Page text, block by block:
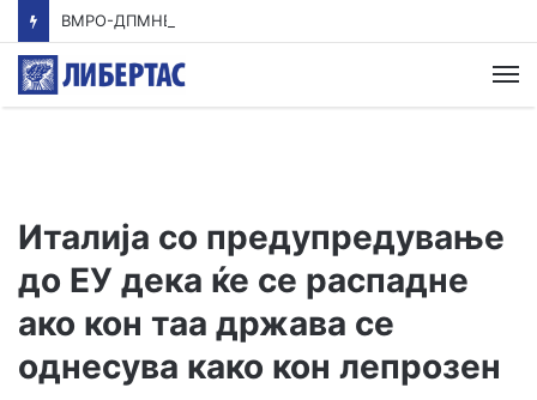
Италија со предупредување
до ЕУ дека ќе се распадне
ако кон таа држава се
однесува како кон лепрозен